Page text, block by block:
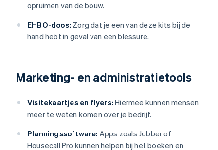
opruimen van de bouw.
EHBO-doos: Zorg dat je een van deze kits bij de
hand hebt in geval van een blessure.
Marketing- en administratietools
Visitekaartjes en flyers: Hiermee kunnen mensen
meer te weten komen over je bedrijf.
Planningssoftware: Apps zoals Jobber of
Housecall Pro kunnen helpen bij het boeken en